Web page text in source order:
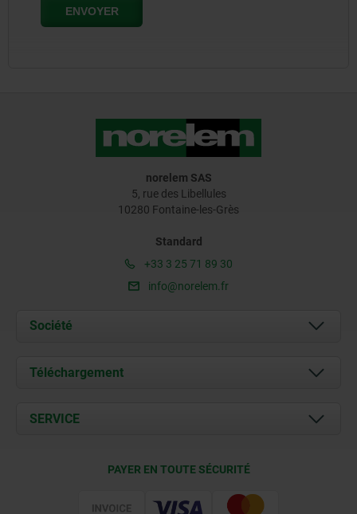
norelem SAS
5, rue des Libellules
10280 Fontaine-les-Grès
Standard
+33 3 25 71 89 30
info@norelem.fr
Société
À propos de nous
Contact
Téléchargement
Documents
SERVICE
PAYER EN TOUTE SÉCURITÉ